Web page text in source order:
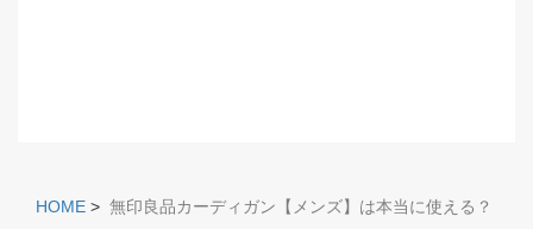
HOME > 無印良品カーディガン【メンズ】は本当に使える？